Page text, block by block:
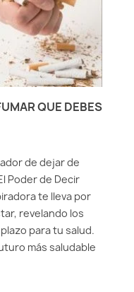
QUE DEBES
de dejar de
Poder de Decir
te lleva por
revelando los
para tu salud.
más saludable